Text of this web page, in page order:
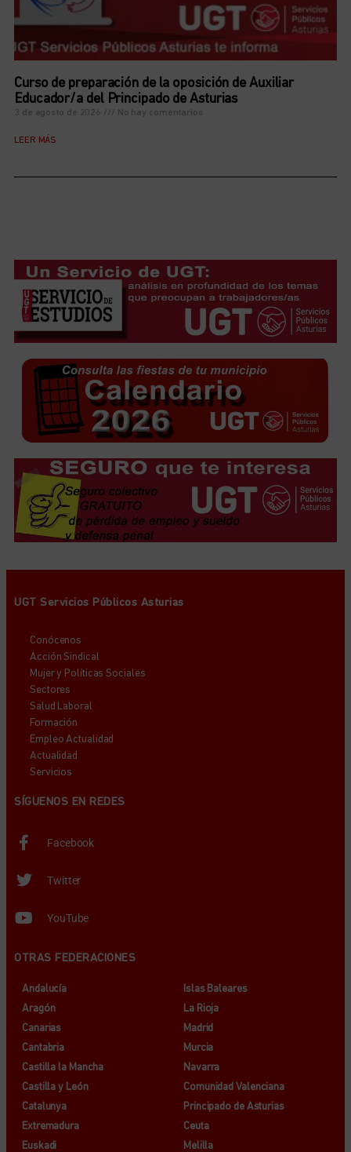
Curso de preparación de la oposición de Auxiliar
Educador/a del Principado de Asturias
3 de agosto de 2026 No hay comentarios
LEER MÁS
UGT Servicios Públicos Asturias
Conócenos
Acción Sindical
Mujer y Políticas Sociales
Sectores
Salud Laboral
Formación
Empleo Actualidad
Actualidad
Servicios
SÍGUENOS EN REDES
Facebook
Twitter
YouTube
OTRAS FEDERACIONES
Andalucía
Aragón
Canarias
Cantabria
Castilla la Mancha
Castilla y León
Catalunya
Extremadura
Euskadi
Islas Baleares
La Rioja
Madrid
Murcia
Navarra
Comunidad Valenciana
Principado de Asturias
Ceuta
Melilla